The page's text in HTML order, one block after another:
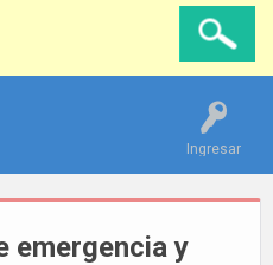
Ingresar
emergencia y